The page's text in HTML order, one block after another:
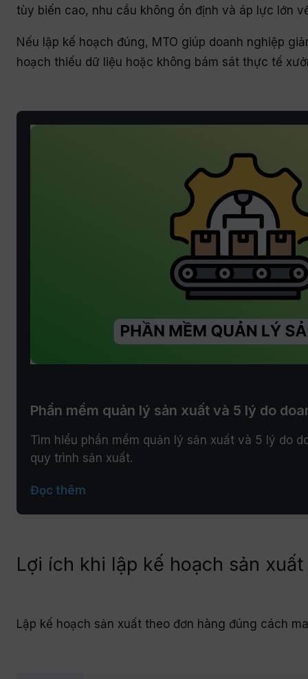
tùy biến cao, nhu cầu không ổn định và áp lực lớn
Nếu lập kế hoạch đúng, MTO giúp doanh nghiệp
hoạch thiếu dữ liệu hoặc không bám sát thực tế
Phần mềm quản lý sản xuất và 5 lý do
Tìm hiểu phần mềm quản lý sản xuất và 5 lý do
quy trình sản xuất.
Đọc thêm
Lợi ích khi lập kế hoạch sản
Lập kế hoạch sản xuất theo đơn hàng đúng cách